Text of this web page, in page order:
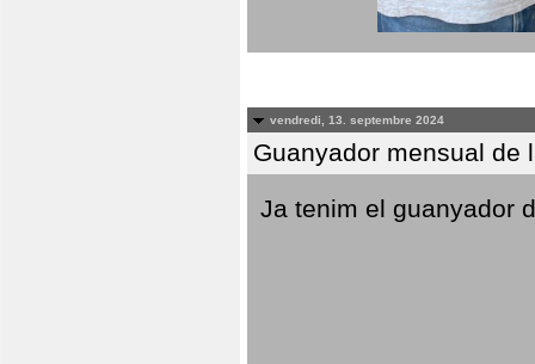
vendredi, 13. septembre 2024
Guanyador mensual de
Ja tenim el guanyador